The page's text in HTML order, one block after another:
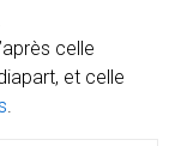
celle
et celle
.